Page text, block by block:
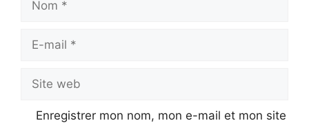
mail
web
Enregistrer mon nom, mon e-mail et mon site